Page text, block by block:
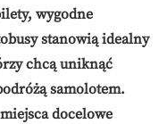
wygodne
stanowią idealny
chcą uniknąć
samolotem.
docelowe